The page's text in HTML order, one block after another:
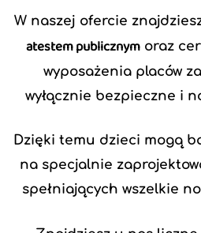
W naszej ofercie
atestem publicznymoraz
wyposażenia placów
wyłącznie bezpieczne i
Dzięki temu dzieci mogą
na specjalnie
spełniających wszelkie